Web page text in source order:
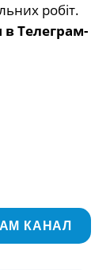
робіт.
Телеграм-
КАНАЛ